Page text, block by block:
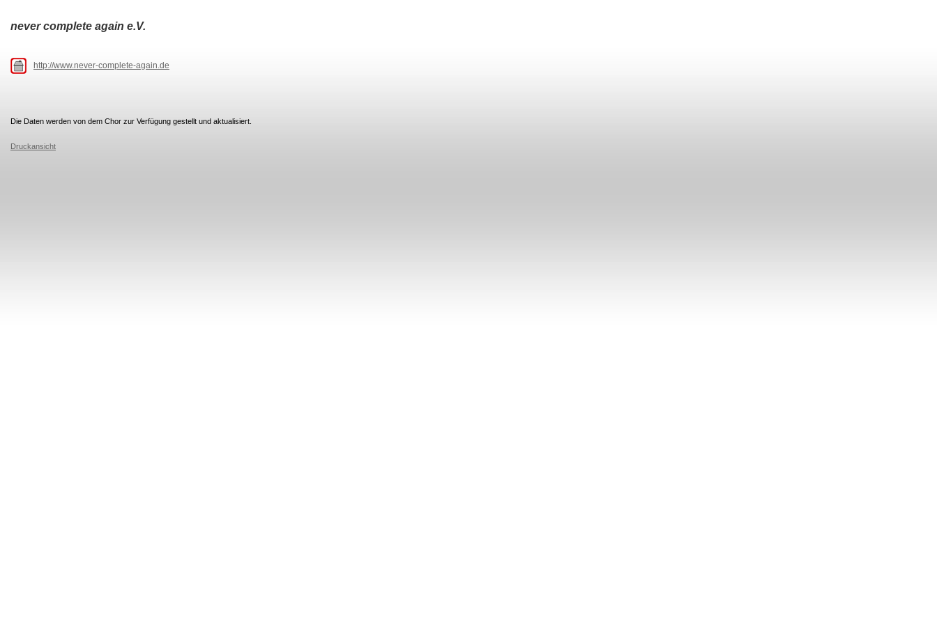
never complete again e.V.
http://www.never-complete-again.de
Die Daten werden von dem Chor zur Verfügung gestellt und aktualisiert.
Druckansicht